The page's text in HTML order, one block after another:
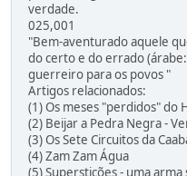
verdade.
025,001
"Bem-aventurado aquele
do certo e do errado
guerreiro para os povos "
Artigos relacionados:
(1) Os meses "perdidos" do
(2) Beijar a Pedra Negra -
(3) Os Sete Circuitos da
(4) Zam Zam Água